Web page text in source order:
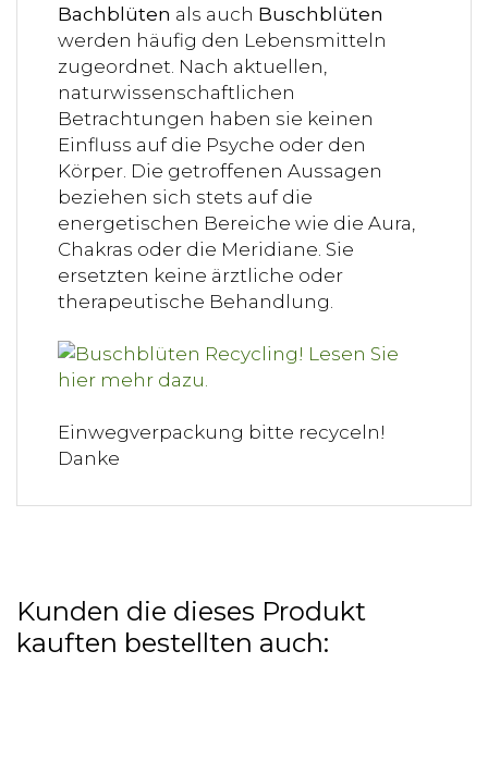
Bachblüten als auch Buschblüten
werden häufig den Lebensmitteln
zugeordnet. Nach aktuellen,
naturwissenschaftlichen
Betrachtungen haben sie keinen
Einfluss auf die Psyche oder den
Körper. Die getroffenen Aussagen
beziehen sich stets auf die
energetischen Bereiche wie die Aura,
Chakras oder die Meridiane. Sie
ersetzten keine ärztliche oder
therapeutische Behandlung.
Einwegverpackung bitte recyceln!
Danke
Kunden die dieses Produkt
kauften bestellten auch: